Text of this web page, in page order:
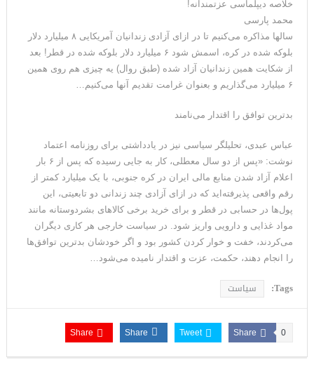
خلاصه دیپلماسی عزتمندانه!
محمد پارسی
سالها مذاکره می‌کنیم تا در ازای آزادی زندانیان آمریکایی ٨ میلیارد دلار
بلوکه شده در کره، اسمش شود ۶ میلیارد دلار بلوکه شده در قطر! بعد
از شکایت همین زندانیان آزاد شده (طبق روال) یه چیزی هم روی همین
۶ میلیارد می‌گذاریم و بعنوان غرامت تقدیم آنها می‌کنیم…
بدترین توافق را اقتدار می‌نامند
عباس عبدی، تحلیلگر سیاسی نیز در یادداشتی برای روزنامه اعتماد
نوشت: «پس از دو سال معطلی، کار به جایی رسیده که پس از ۶ بار
اعلام آزاد شدن منابع مالی ایران در کره جنوبی، با یک میلیارد کمتر از
رقم واقعی پذیرفته‌اید که در ازای آزادی چند زندانی دو تابعیتی، این
پول‌ها در حسابی در قطر و برای خرید برخی کالاهای بشردوستانه مانند
مواد غذایی و دارویی واریز شود. در سیاست خارجی هر کاری دیگران
می‌کردند، خفت و خوار کردن کشور بود و اگر خودشان بدترین توافق‌ها
را انجام دهند، حکمت، عزت و اقتدار نامیده می‌شود…
Tags: سیاست
Share 0
Tweet
Share
Share